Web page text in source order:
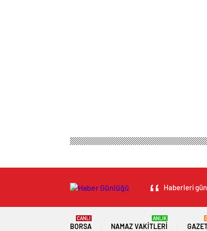
Haberleri
BORSA
CANLI
NAMAZ VAKITLERI
ANLIK